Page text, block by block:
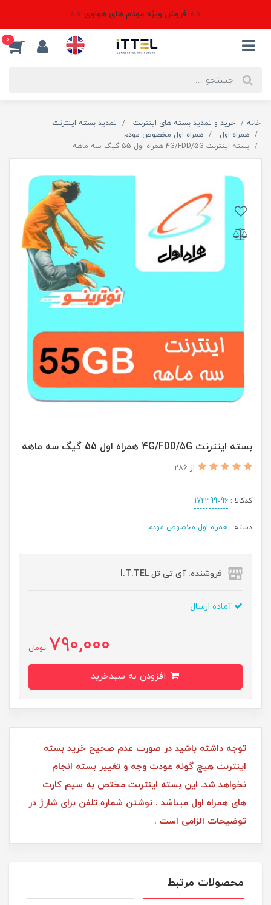
⭐⭐ فروش ویژه مودم های هواوی ⭐⭐
0
خانه خرید و تمدید بسته های اینترنت
تمدید بسته اینترنت
همراه اول
همراه اول مخصوص مودم
بسته اینترنت 4G/FDD/5G همراه اول 55 گیگ سه ماهه
بسته اینترنت 4G/FDD/5G همراه اول 55 گیگ سه ماهه
از 286
کدکالا : 172399096
دسته : همراه اول مخصوص مودم
فروشنده: آی تی تل I.T.TEL
آماده ارسال
790,000 تومان
توجه داشته باشید در صورت عدم صحیح خرید بسته
اینترنت هیچ گونه عودت وجه و تغییر بسته انجام
نخواهد شد. این بسته اینترنت مختص به سیم کارت
های همراه اول میباشد . نوشتن شماره تلفن برای شارژ در
توضیحات الزامی است .
محصولات مرتبط